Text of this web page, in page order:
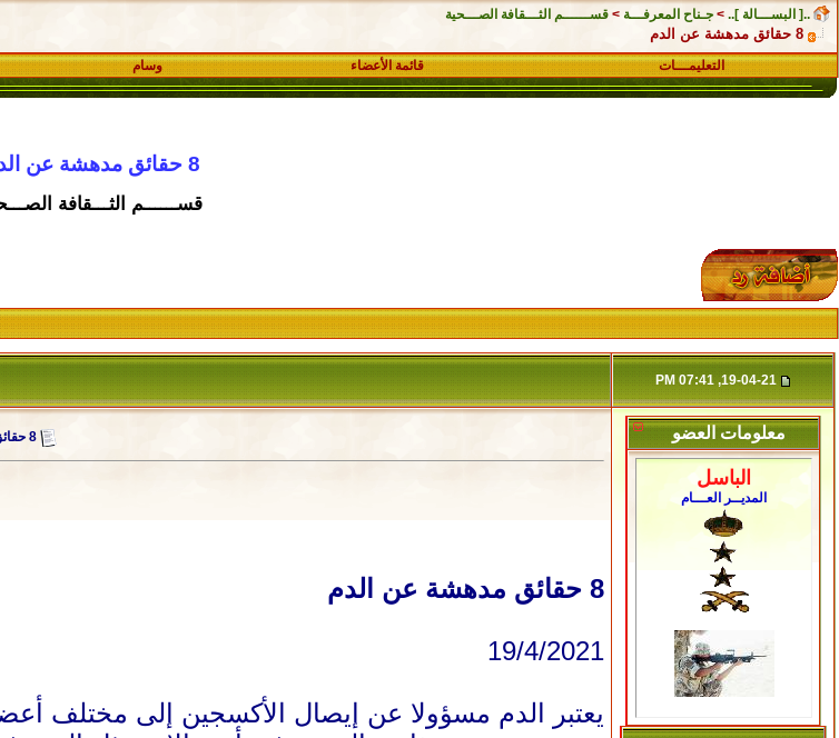
..[ البســـالة ].. > جـناح المعرفـــة > قســــــم الثـــقافة الصـــحية
8 حقائق مدهشة عن الدم
التعليمـــات قائمة الأعضاء وسام
8 حقائق مدهشة عن الدم
قســــــم الثـــقافة
19-04-21, 07:41 PM
معلومات العضو
الباسل
المديــر العـــام
8 حقائق مدهشة عن الدم
8 حقائق مدهشة عن الدم
19/4/2021
يعتبر الدم مسؤولا عن إيصال الأكسجين إلى مختلف